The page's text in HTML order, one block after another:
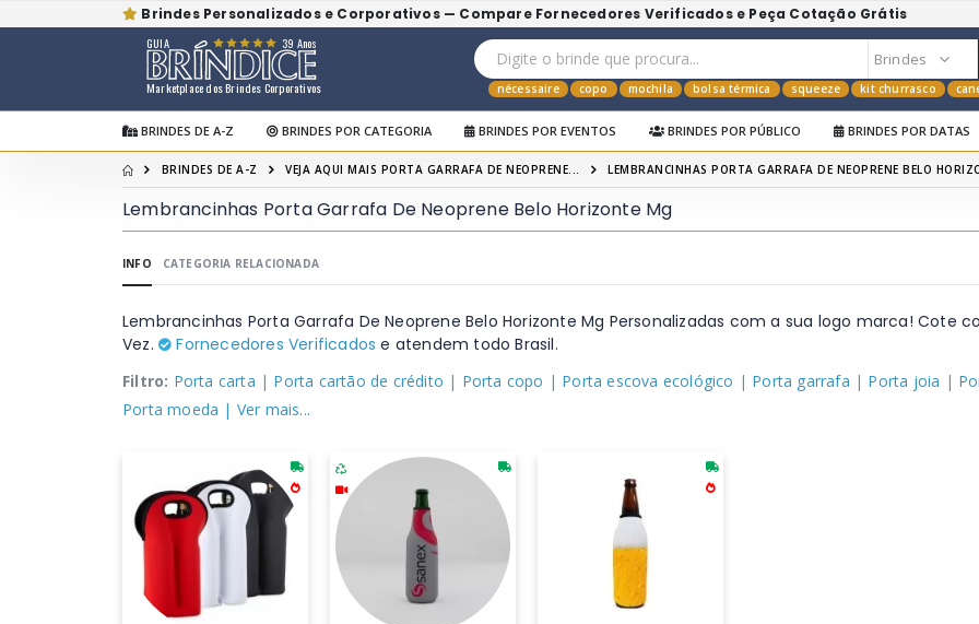
Brindes Personalizados e Corporativos — Compare Fornecedores Verificados e Peça Cotação Grátis
Marketplace dos Brindes Corporativos
GUIA 39 Anos
nécessaire copo mochila bolsa térmica squeeze kit churrasco
BRINDES DE A-Z BRINDES POR CATEGORIA BRINDES POR EVENTOS BRINDES POR PÚBLICO BRINDES POR DATAS
BRINDES DE A-Z VEJA AQUI MAIS PORTA GARRAFA DE NEOPRENE... LEMBRANCINHAS PORTA GARRAFA DE NEOPRENE BELO
Lembrancinhas Porta Garrafa De Neoprene Belo Horizonte Mg
INFO CATEGORIA RELACIONADA
Lembrancinhas Porta Garrafa De Neoprene Belo Horizonte Mg Personalizadas com a sua logo marca! Cote
Vez.
Fornecedores Verificados e atendem todo Brasil.
Filtro: Porta carta | Porta cartão de crédito | Porta copo | Porta escova ecológico | Porta garrafa | Porta joia |
Porta moeda | Ver mais...